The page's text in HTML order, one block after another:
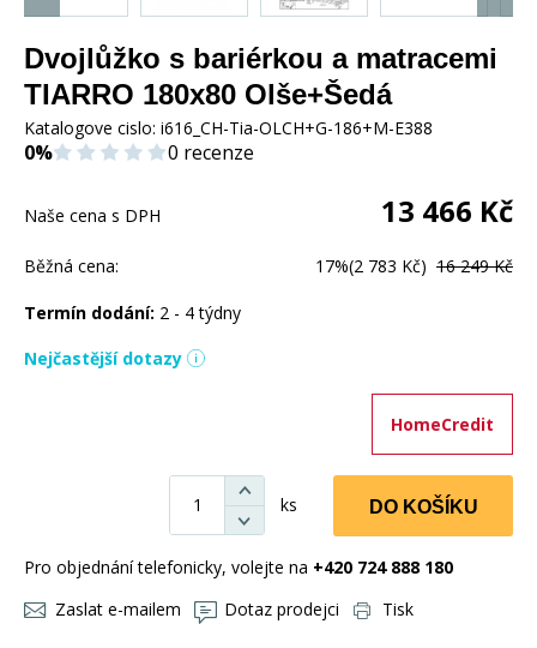
Dvojlůžko s bariérkou a matracemi
TIARRO 180x80 Olše+Šedá
Katalogove cislo: i616_CH-Tia-OLCH+G-186+M-E388
0% 0 recenze
Naše cena s DPH 13 466 Kč
Běžná cena: 17%(2 783 Kč) 16 249 Kč
Termín dodání: 2 - 4 týdny
Nejčastější dotazy
HomeCredit
ks DO KOŠÍKU
Pro objednání telefonicky, volejte na +420 724 888 180
Zaslat e-mailem
Dotaz prodejci Tisk